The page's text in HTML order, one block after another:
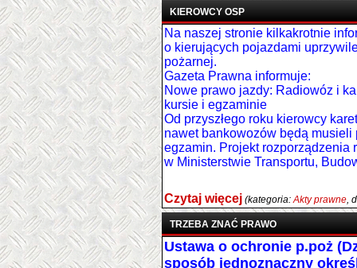
KIEROWCY OSP
Na naszej stronie kilkakrotnie
o kierujących pojazdami
pożarnej.
Gazeta Prawna informuje:
Nowe prawo jazdy: Radiowóz i
kursie i egzaminie
Od przyszłego roku kierowcy
nawet bankowozów będą
egzamin. Projekt rozporządzenia
w Ministerstwie Transportu,
Czytaj więcej (kategoria:Akty prawne,
TRZEBA ZNAĆ PRAWO
Ustawa o ochronie p.poż
sposób jednoznaczny